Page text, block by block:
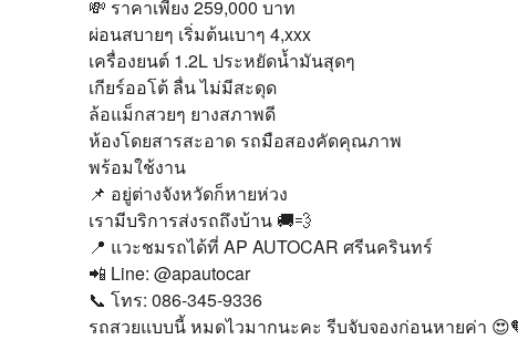
💸 ราคาเพียง 259,000 บาท
ผ่อนสบายๆ เริ่มต้นเบาๆ 4,xxx
เครื่องยนต์ 1.2L ประหยัดน้ำมันสุดๆ
เกียร์ออโต้ ลื่น ไม่มีสะดุด
ล้อแม็กสวยๆ ยางสภาพดี
ห้องโดยสารสะอาด รถมือสองคัดคุณภาพ
พร้อมใช้งาน
📌 อยู่ต่างจังหวัดก็หายห่วง
เรามีบริการส่งรถถึงบ้าน 🚚💨
📍 แวะชมรถได้ที่ AP AUTOCAR ศรีนครินทร์
📲 Line: @apautocar
📞 โทร: 086-345-9336
รถสวยแบบนี้ หมดไวมากนะคะ รีบจับจองก่อนหายค่า